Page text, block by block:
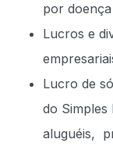
por
Lucros e
Lucro de
do Simples
aluguéis,